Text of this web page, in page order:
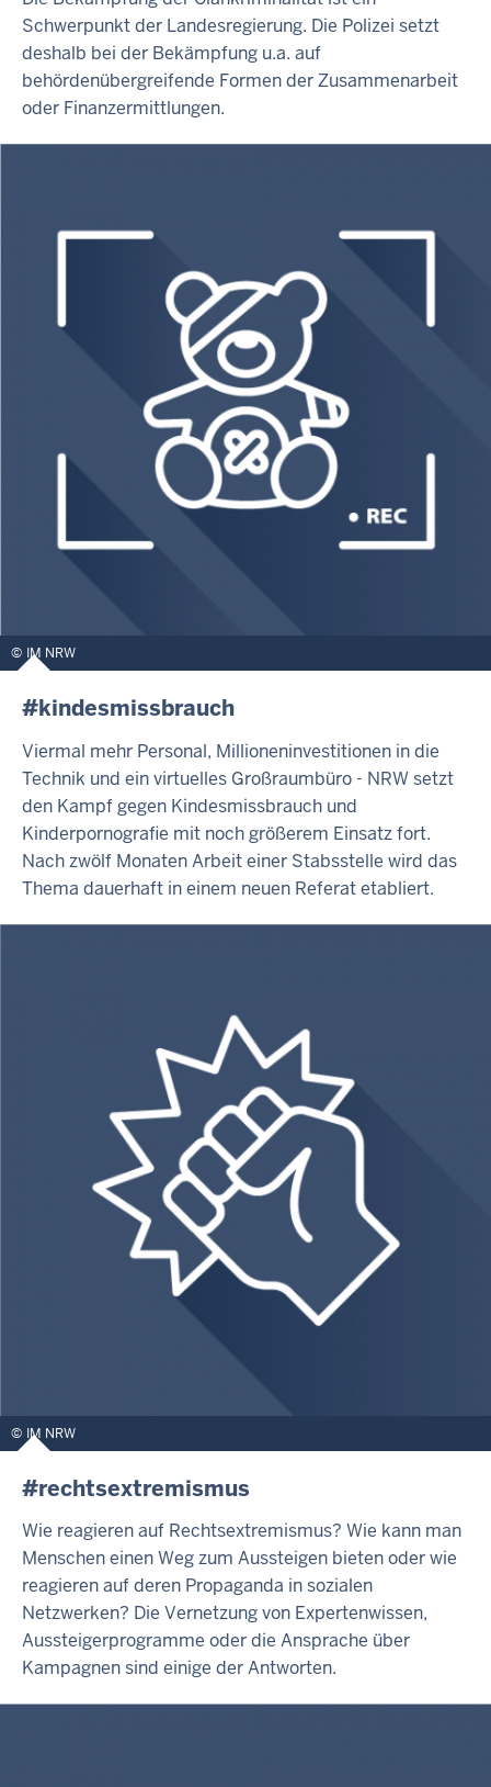
Schwerpunkt der Landesregierung. Die Polizei setzt
deshalb bei der Bekämpfung u.a. auf
behördenübergreifende Formen der Zusammenarbeit
oder Finanzermittlungen.
IM NRW
#kindesmissbrauch
Viermal mehr Personal, Millioneninvestitionen in die
Technik und ein virtuelles Großraumbüro - NRW setzt
den Kampf gegen Kindesmissbrauch und
Kinderpornografie mit noch größerem Einsatz fort.
Nach zwölf Monaten Arbeit einer Stabsstelle wird das
Thema dauerhaft in einem neuen Referat etabliert.
IM NRW
#rechtsextremismus
Wie reagieren auf Rechtsextremismus? Wie kann man
Menschen einen Weg zum Aussteigen bieten oder wie
reagieren auf deren Propaganda in sozialen
Netzwerken? Die Vernetzung von Expertenwissen,
Aussteigerprogramme oder die Ansprache über
Kampagnen sind einige der Antworten.